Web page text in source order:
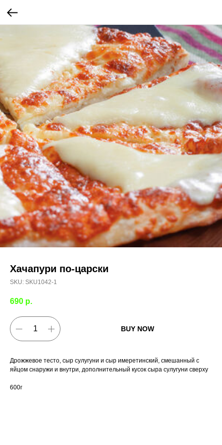
Хачапури по-царски
SKU: SKU1042-1
690 р.
BUY NOW
Дрожжевое тесто, сыр сулугуни и сыр имеретинский, смешанный с
яйцом снаружи и внутри, дополнительный кусок сыра сулугуни сверху
600г